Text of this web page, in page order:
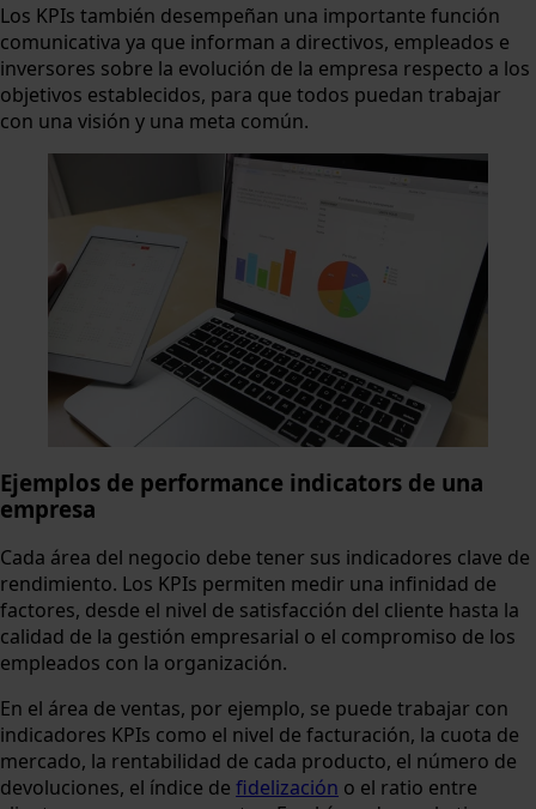
Los KPIs también desempeñan una importante función
comunicativa ya que informan a directivos, empleados e
inversores sobre la evolución de la empresa respecto a los
objetivos establecidos, para que todos puedan trabajar
con una visión y una meta común.
Ejemplos de performance indicators de una
empresa
Cada área del negocio debe tener sus indicadores clave de
rendimiento. Los KPIs permiten medir una infinidad de
factores, desde el nivel de satisfacción del cliente hasta la
calidad de la gestión empresarial o el compromiso de los
empleados con la organización.
En el área de ventas, por ejemplo, se puede trabajar con
indicadores KPIs como el nivel de facturación, la cuota de
mercado, la rentabilidad de cada producto, el número de
devoluciones, el índice de fidelización o el ratio entre